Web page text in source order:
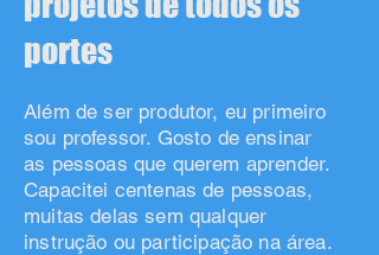
portes
Além de ser produtor, eu primeiro
sou professor. Gosto de ensinar
as pessoas que querem aprender.
Capacitei centenas de pessoas,
muitas delas sem qualquer
instrução ou participação na área.